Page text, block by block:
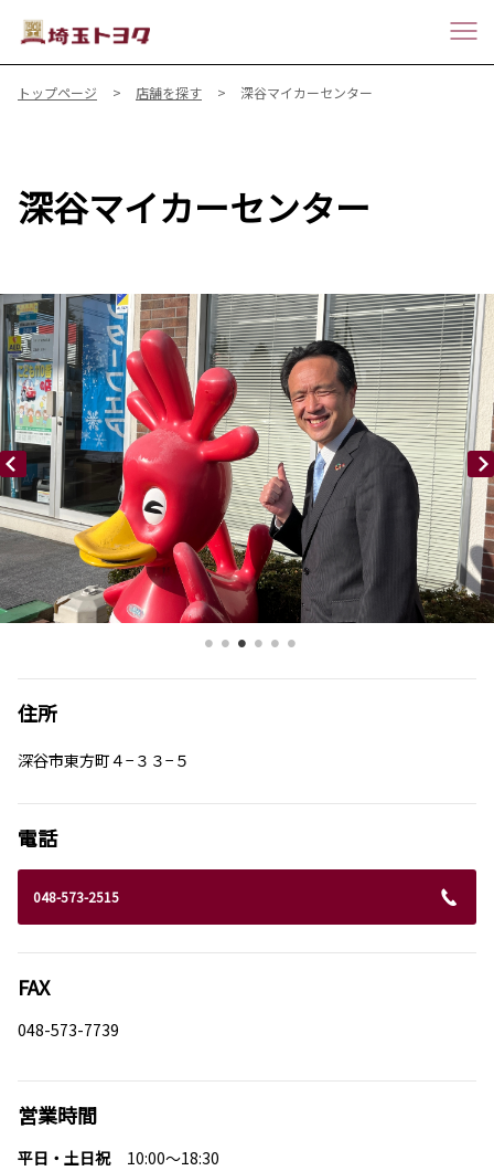
トップページ 店舗を探す 深谷マイカーセンター
深谷マイカーセンター
住所
深谷市東方町４−３３−５
電話
048-573-2515
FAX
048-573-7739
営業時間
平日・土日祝 10:00～18:30